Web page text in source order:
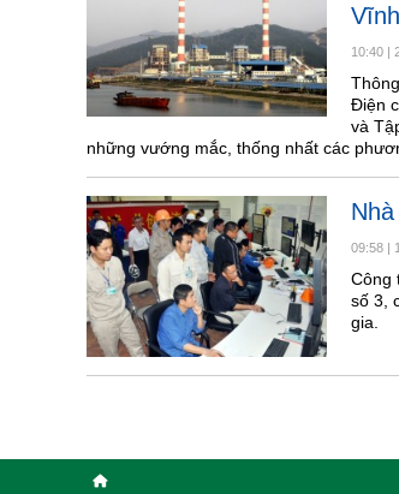
10:40
Điện
và
những vướng mắc, thống nhất các
09:58
Công
số 3,
gia.